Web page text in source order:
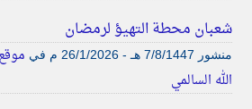
شعبان محطة التهيؤ لرمضان
منشور في
الله السالمي